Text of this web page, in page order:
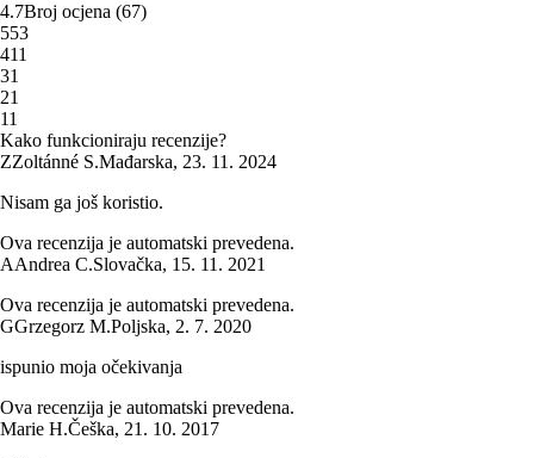
4.7Broj ocjena (67)
553
411
31
21
11
Kako funkcioniraju recenzije?
ZZoltánné S.Mađarska, 23. 11. 2024
Nisam ga još koristio.
Ova recenzija je automatski prevedena.
AAndrea C.Slovačka, 15. 11. 2021
Ova recenzija je automatski prevedena.
GGrzegorz M.Poljska, 2. 7. 2020
ispunio moja očekivanja
Ova recenzija je automatski prevedena.
Marie H.Češka, 21. 10. 2017